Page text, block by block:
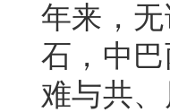
年来，
石，中
难与共